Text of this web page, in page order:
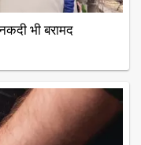
भी बरामद